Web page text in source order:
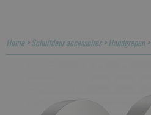
Home>Schuifdeur accessoires>Handgrepen>